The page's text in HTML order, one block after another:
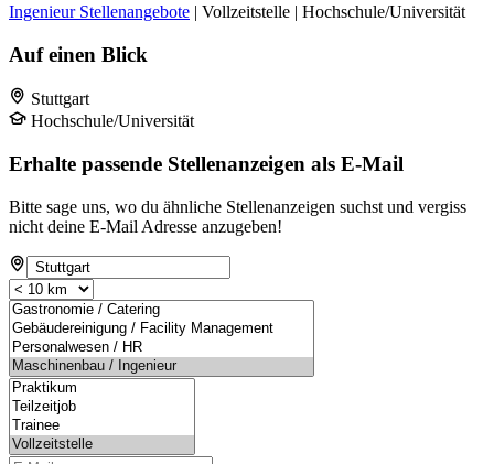
Ingenieur Stellenangebote | Vollzeitstelle | Hochschule/Universität
Auf einen Blick
Stuttgart
Hochschule/Universität
Erhalte passende Stellenanzeigen als E-Mail
Bitte sage uns, wo du ähnliche Stellenanzeigen suchst und vergiss
nicht deine E-Mail Adresse anzugeben!